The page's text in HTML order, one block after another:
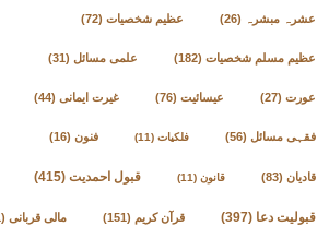
عشرہ مبشرہ (26) عظیم شخصیات(72)
عظیم مسلم شخصیات(182) علمی مسائل (31)
عورت(27) عیسائیت(76) غیرت ایمانی(44)
فقہی مسائل (56) فلکیات(11) فنون(16)
قادیان(83) قانون(11) قبول احمدیت(415)
قبولیت دعا (397) قرآن کریم (151) مالی قربانی(261)